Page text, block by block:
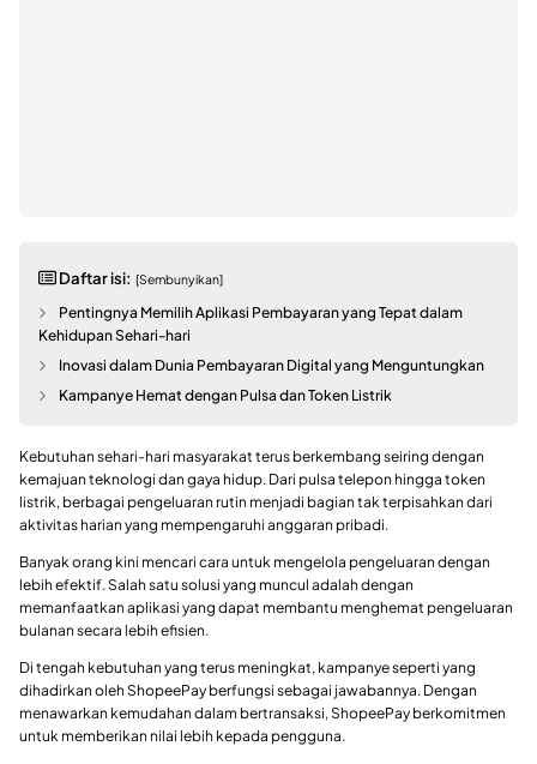
Daftar isi: [Sembunyikan]
Pentingnya Memilih Aplikasi Pembayaran yang Tepat dalam
Kehidupan Sehari-hari
Inovasi dalam Dunia Pembayaran Digital yang Menguntungkan
Kampanye Hemat dengan Pulsa dan Token Listrik
Kebutuhan sehari-hari masyarakat terus berkembang seiring dengan
kemajuan teknologi dan gaya hidup. Dari pulsa telepon hingga token
listrik, berbagai pengeluaran rutin menjadi bagian tak terpisahkan dari
aktivitas harian yang mempengaruhi anggaran pribadi.
Banyak orang kini mencari cara untuk mengelola pengeluaran dengan
lebih efektif. Salah satu solusi yang muncul adalah dengan
memanfaatkan aplikasi yang dapat membantu menghemat pengeluaran
bulanan secara lebih efisien.
Di tengah kebutuhan yang terus meningkat, kampanye seperti yang
dihadirkan oleh ShopeePay berfungsi sebagai jawabannya. Dengan
menawarkan kemudahan dalam bertransaksi, ShopeePay berkomitmen
untuk memberikan nilai lebih kepada pengguna.